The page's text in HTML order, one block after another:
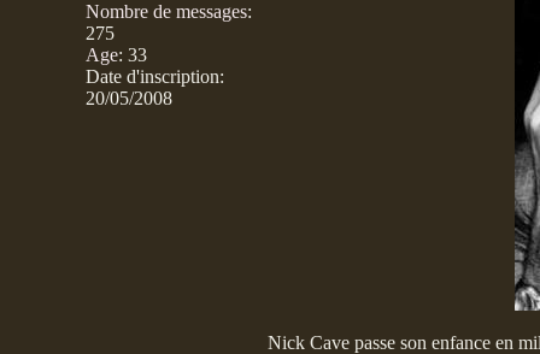
Nombre de messages:
275
Age: 33
Date d'inscription:
20/05/2008
Nick Cave passe son enfance en